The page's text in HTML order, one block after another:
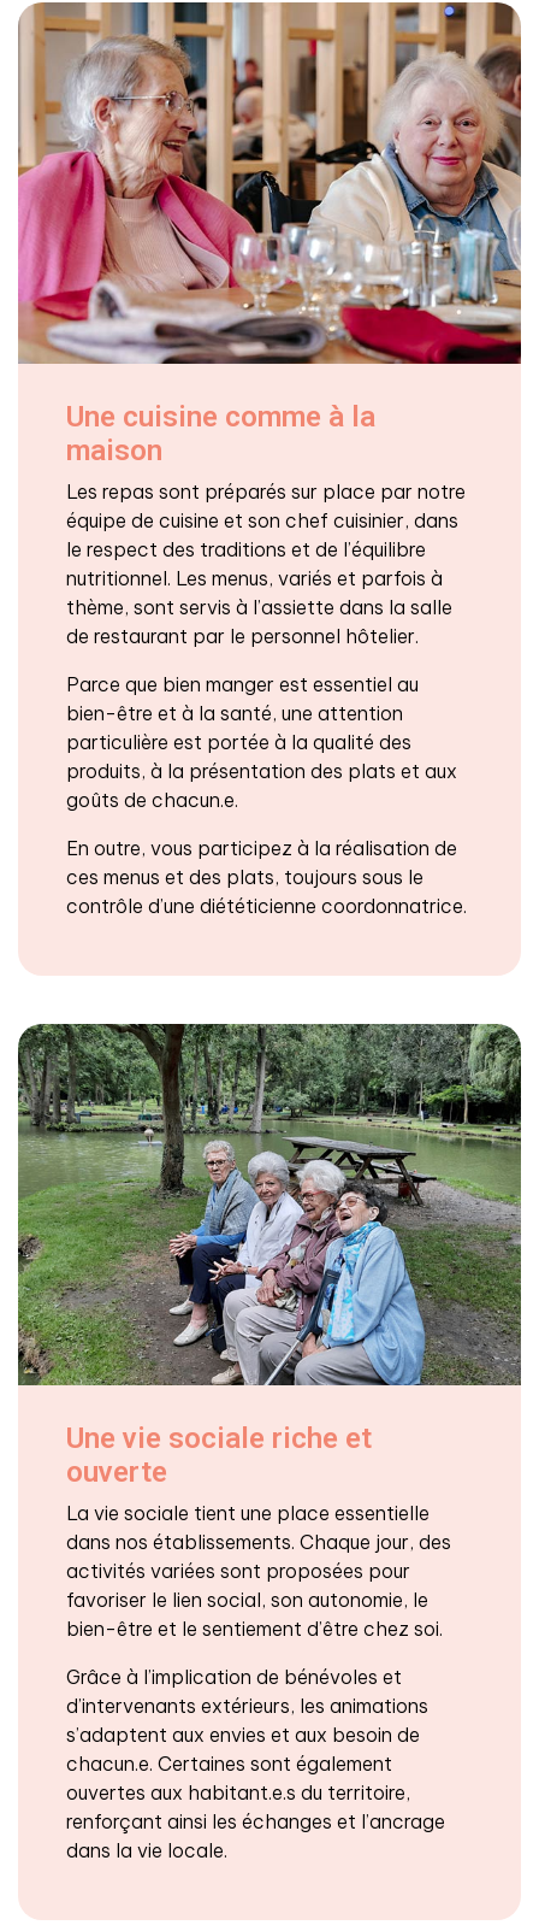
Une cuisine comme à la
maison
Les repas sont préparés sur place par notre
équipe de cuisine et son chef cuisinier, dans
le respect des traditions et de l’équilibre
nutritionnel. Les menus, variés et parfois à
thème, sont servis à l’assiette dans la salle
de restaurant par le personnel hôtelier.
Parce que bien manger est essentiel au
bien-être et à la santé, une attention
particulière est portée à la qualité des
produits, à la présentation des plats et aux
goûts de chacun.e.
En outre, vous participez à la réalisation de
ces menus et des plats, toujours sous le
contrôle d’une diététicienne coordonnatrice.
Une vie sociale riche et
ouverte
La vie sociale tient une place essentielle
dans nos établissements. Chaque jour, des
activités variées sont proposées pour
favoriser le lien social, son autonomie, le
bien-être et le sentiement d’être chez soi.
Grâce à l’implication de bénévoles et
d’intervenants extérieurs, les animations
s’adaptent aux envies et aux besoin de
chacun.e. Certaines sont également
ouvertes aux habitant.e.s du territoire,
renforçant ainsi les échanges et l’ancrage
dans la vie locale.